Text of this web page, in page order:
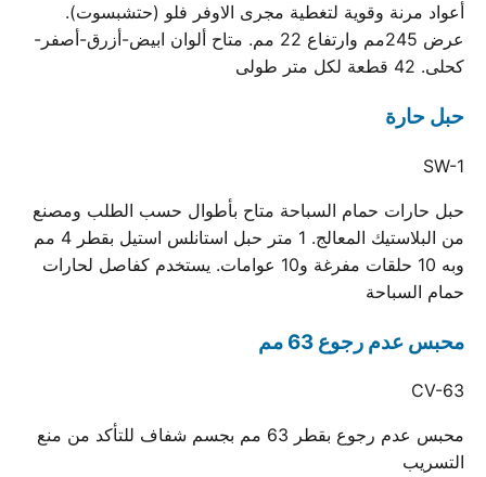
أعواد مرنة وقوية لتغطية مجرى الاوفر فلو (حتشبسوت).
عرض 245مم وارتفاع 22 مم. متاح ألوان ابيض-أزرق-أصفر-
كحلى. 42 قطعة لكل متر طولى
حبل حارة
SW-1
حبل حارات حمام السباحة متاح بأطوال حسب الطلب ومصنع
من البلاستيك المعالج. 1 متر حبل استانلس استيل بقطر 4 مم
وبه 10 حلقات مفرغة و10 عوامات. يستخدم كفاصل لحارات
حمام السباحة
محبس عدم رجوع 63 مم
CV-63
محبس عدم رجوع بقطر 63 مم بجسم شفاف للتأكد من منع
التسريب